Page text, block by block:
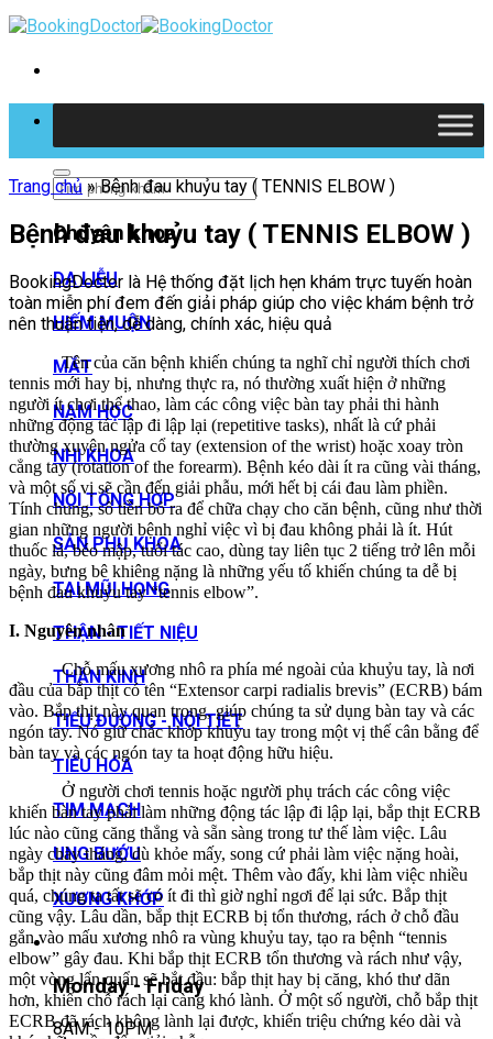
Skip
to
Chuyên khoa
DA LIỄU
HIẾM MUỘN
MẮT
NAM HỌC
NHI KHOA
NỘI TỔNG HỢP
SẢN PHỤ KHOA
TAI MŨI HỌNG
THẬN - TIẾT NIỆU
THẦN KINH
TIỂU ĐƯỜNG - NỘI TIẾT
TIÊU HÓA
TIM MẠCH
UNG BƯỚU
XƯƠNG KHỚP
Monday - Friday
8AM - 10PM
Trang chủ »Bệnh đau khuỷu tay ( TENNIS ELBOW )
Bệnh đau khuỷu tay ( TENNIS ELBOW )
BookingDoctor là Hệ thống đặt lịch hẹn khám trực tuyến hoàn
toàn miễn phí đem đến giải pháp giúp cho việc khám bệnh trở
nên thuận tiện, dễ dàng, chính xác, hiệu quả
Tên của căn bệnh khiến chúng ta nghĩ chỉ người thích chơi
tennis mới hay bị, nhưng thực ra, nó thường xuất hiện ở những
người ít chơi thể thao, làm các công việc bàn tay phải thi hành
những động tác lập đi lập lại (repetitive tasks), nhất là cứ phải
thường xuyên ngửa cổ tay (extension of the wrist) hoặc xoay tròn
cẳng tay (rotation of the forearm). Bệnh kéo dài ít ra cũng vài tháng,
và một số vị sẽ cần đến giải phẫu, mới hết bị cái đau làm phiền.
Tính chung, số tiền bỏ ra để chữa chạy cho căn bệnh, cũng như thời
gian những người bệnh nghỉ việc vì bị đau không phải là ít. Hút
thuốc lá, béo mập, tuổi tác cao, dùng tay liên tục 2 tiếng trở lên mỗi
ngày, bưng bê khiêng nặng là những yếu tố khiến chúng ta dễ bị
bệnh đau khuỷu tay “tennis elbow”.
I. Nguyên nhân
Chỗ mấu xương nhô ra phía mé ngoài của khuỷu tay, là nơi
đầu của bắp thịt có tên “Extensor carpi radialis brevis” (ECRB) bám
vào. Bắp thịt này quan trọng, giúp chúng ta sử dụng bàn tay và các
ngón tay. Nó giữ chắc khớp khuỷu tay trong một vị thế cân bằng để
bàn tay và các ngón tay ta hoạt động hữu hiệu.
Ở người chơi tennis hoặc người phụ trách các công việc
khiến bàn tay phải làm những động tác lập đi lập lại, bắp thịt ECRB
lúc nào cũng căng thẳng và sẵn sàng trong tư thế làm việc. Lâu
ngày chày tháng, dù khỏe mấy, song cứ phải làm việc nặng hoài,
bắp thịt này cũng đâm mỏi mệt. Thêm vào đấy, khi làm việc nhiều
quá, chúng ta tất sẽ có ít đi thì giờ nghỉ ngơi để lại sức. Bắp thịt
cũng vậy. Lâu dần, bắp thịt ECRB bị tổn thương, rách ở chỗ đầu
gắn vào mấu xương nhô ra vùng khuỷu tay, tạo ra bệnh “tennis
elbow” gây đau. Khi bắp thịt ECRB tổn thương và rách như vậy,
một vòng lẩn quẩn sẽ bắt đầu: bắp thịt hay bị căng, khó thư dãn
hơn, khiến chỗ rách lại càng khó lành. Ở một số người, chỗ bắp thịt
ECRB đã rách không lành lại được, khiến triệu chứng kéo dài và